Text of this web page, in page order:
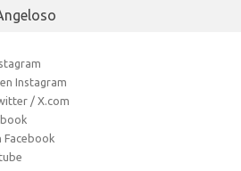
Instagram
/ X.com
Facebook